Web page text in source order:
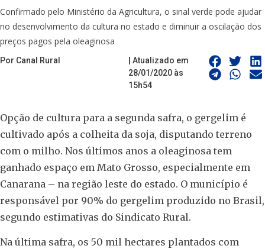
Confirmado pelo Ministério da Agricultura, o sinal verde pode ajudar
no desenvolvimento da cultura no estado e diminuir a oscilação dos
preços pagos pela oleaginosa
Por Canal Rural
| Atualizado em
28/01/2020 às
15h54
Opção de cultura para a segunda safra, o gergelim é
cultivado após a colheita da soja, disputando terreno
com o milho. Nos últimos anos a oleaginosa tem
ganhado espaço em Mato Grosso, especialmente em
Canarana – na região leste do estado. O município é
responsável por 90% do gergelim produzido no Brasil,
segundo estimativas do Sindicato Rural.
Na última safra, os 50 mil hectares plantados com